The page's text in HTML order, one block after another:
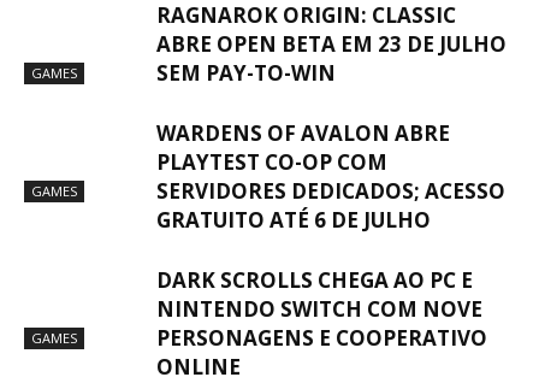
GAMES
RAGNAROK ORIGIN: CLASSIC
ABRE OPEN BETA EM 23 DE JULHO
SEM PAY-TO-WIN
GAMES
WARDENS OF AVALON ABRE
PLAYTEST CO-OP COM
SERVIDORES DEDICADOS; ACESSO
GRATUITO ATÉ 6 DE JULHO
GAMES
DARK SCROLLS CHEGA AO PC E
NINTENDO SWITCH COM NOVE
PERSONAGENS E COOPERATIVO
ONLINE